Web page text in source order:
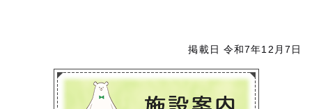
掲載日 令和7年12月7日